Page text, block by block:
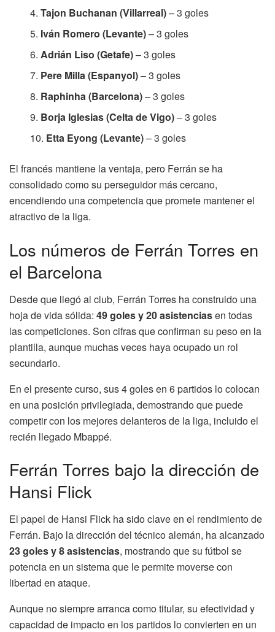
Tajon Buchanan (Villarreal)– 3 goles
Iván Romero (Levante)– 3 goles
Adrián Liso (Getafe)– 3 goles
Pere Milla (Espanyol)– 3 goles
Raphinha (Barcelona)– 3 goles
Borja Iglesias (Celta de Vigo)– 3 goles
Etta Eyong (Levante)– 3 goles
El francés mantiene la ventaja, pero Ferrán se ha
consolidado como su perseguidor más cercano,
encendiendo una competencia que promete mantener el
atractivo de la liga.
Los números de Ferrán Torres en
el Barcelona
Desde que llegó al club, Ferrán Torres ha construido una
hoja de vida sólida: 49 goles y 20 asistenciasen todas
las competiciones. Son cifras que confirman su peso en la
plantilla, aunque muchas veces haya ocupado un rol
secundario.
En el presente curso, sus 4 goles en 6 partidos lo colocan
en una posición privilegiada, demostrando que puede
competir con los mejores delanteros de la liga, incluido el
recién llegado Mbappé.
Ferrán Torres bajo la dirección de
Hansi Flick
El papel de Hansi Flick ha sido clave en el rendimiento de
Ferrán. Bajo la dirección del técnico alemán, ha alcanzado
23 goles y 8 asistencias, mostrando que su fútbol se
potencia en un sistema que le permite moverse con
libertad en ataque.
Aunque no siempre arranca como titular, su efectividad y
capacidad de impacto en los partidos lo convierten en un